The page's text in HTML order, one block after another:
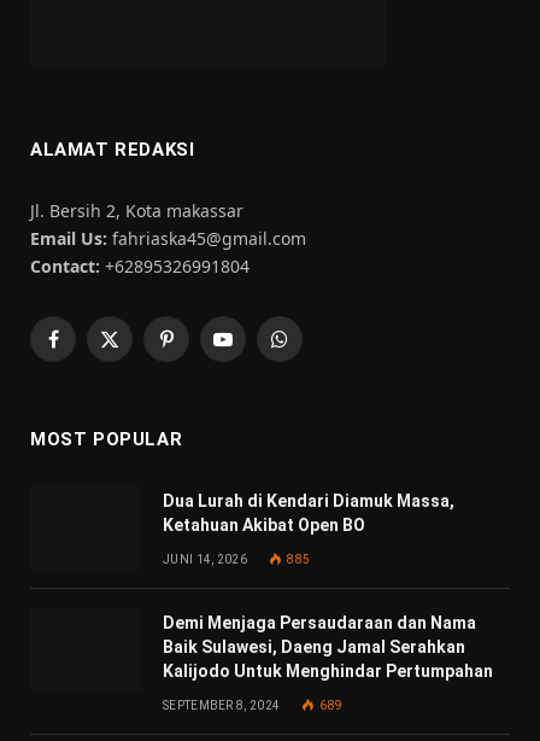
ALAMAT REDAKSI
Jl. Bersih 2, Kota makassar
Email Us: fahriaska45@gmail.com
Contact: +62895326991804
Facebook
X
PinterestYouTubeWhatsApp
MOST POPULAR
Dua Lurah di Kendari Diamuk Massa,
Ketahuan Akibat Open BO
JUNI 14, 2026 885
Demi Menjaga Persaudaraan dan Nama
Baik Sulawesi, Daeng Jamal Serahkan
Kalijodo Untuk Menghindar Pertumpahan
SEPTEMBER 8, 2024 689